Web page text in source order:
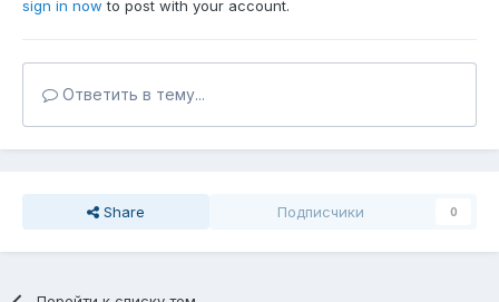
sign in now to post with your account.
Ответить в тему...
Share Подписчики 0